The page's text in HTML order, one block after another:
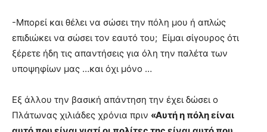
-Μπορεί και θέλει να σώσει την πόλη μου ή απλώς
επιδιώκει να σώσει τον εαυτό του; Είμαι σίγουρος ότι
ξέρετε ήδη τις απαντήσεις για όλη την παλέτα των
υποψηφίων μας …και όχι μόνο …
Εξ άλλου την βασική απάντηση την έχει δώσει ο
Πλάτωνας χιλιάδες χρόνια πριν «Αυτή η πόλη είναι